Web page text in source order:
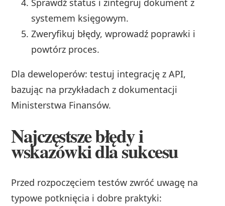
systemem księgowym.
Zweryfikuj błędy, wprowadź poprawki i
powtórz proces.
Dla deweloperów: testuj integrację z API,
bazując na przykładach z dokumentacji
Ministerstwa Finansów.
Najczęstsze błędy i
wskazówki dla sukcesu
Przed rozpoczęciem testów zwróć uwagę na
typowe potknięcia i dobre praktyki: